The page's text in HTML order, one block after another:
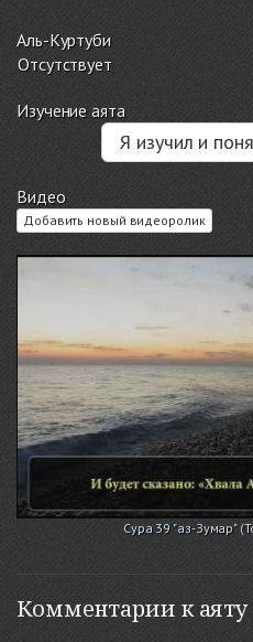
Аль-Куртуби
Отсутствует
Изучение аята
Я изучил и
Видео
Добавить новый видеоролик
Сура 39 "аз-Зумар"
Комментарии к аяту